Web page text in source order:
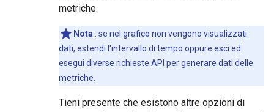
metriche.
Nota : se nel grafico non vengono visualizzati
dati, estendi l'intervallo di tempo oppure esci ed
esegui diverse richieste API per generare dati delle
metriche.
Tieni presente che esistono altre opzioni di